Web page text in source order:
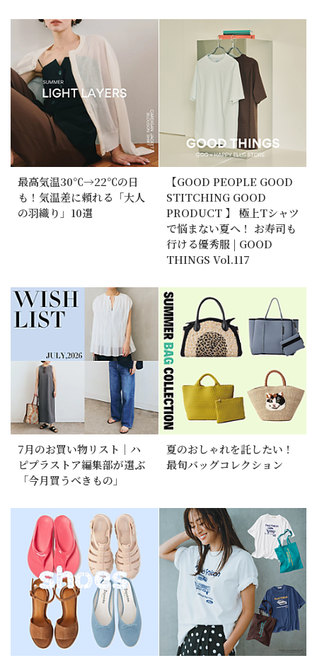
最高気温30℃→22℃の日
も！気温差に頼れる「大人
の羽織り」10選
【GOOD PEOPLE GOOD
STITCHING GOOD
PRODUCT 】 極上Tシャツ
で悩まない夏へ！ お寿司も
行ける優秀服 | GOOD
THINGS Vol.117
7月のお買い物リスト｜ハ
ピプラストア編集部が選ぶ
「今月買うべきもの」
夏のおしゃれを託したい！
最旬バッグコレクション